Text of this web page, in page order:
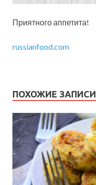
Приятного аппетита!
russianfood.com
ПОХОЖИЕ ЗАПИСИ